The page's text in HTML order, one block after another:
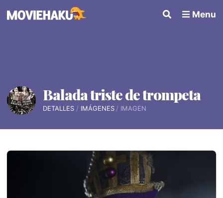
Menu
Balada triste de trompeta
DETALLES IMÁGENES IMAGEN